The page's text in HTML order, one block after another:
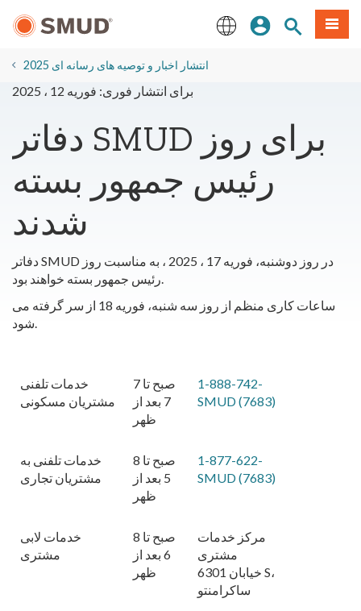
اصلی
ورودسایتمنو
2025 انتشار اخبار و توصیه های رسانه ای
برای انتشار فوری: فوریه 12 ، 2025
دفاتر SMUD برای روز
رئیس جمهور بسته
شدند
دفاتر SMUD در روز دوشنبه، فوریه 17 ، 2025 ، به مناسبت روز
رئیس جمهور بسته خواهند بود.
ساعات کاری منظم از روز سه شنبه، فوریه 18 از سر گرفته می
شود.
خدمات تلفنی
مشتریان مسکونی
7 صبح تا
7 بعد از
ظهر
1-888-742-
SMUD (7683)
خدمات تلفنی به
مشتریان تجاری
8 صبح تا
5 بعد از
ظهر
1-877-622-
SMUD (7683)
خدمات لابی
مشتری
8 صبح تا
6 بعد از
ظهر
مرکز خدمات
مشتری
6301 خیابان S،
ساکرامنتو